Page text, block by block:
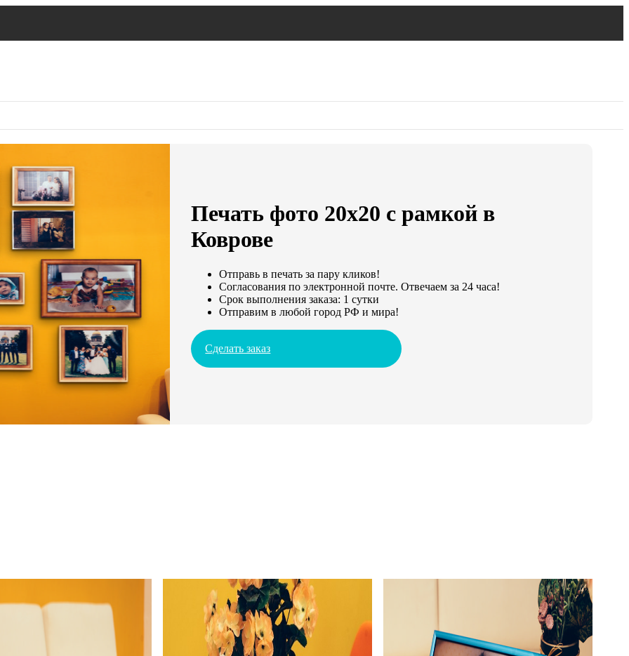
Печать фото 20х20 с рамкой в
Коврове
Отправь в печать за пару кликов!
Согласования по электронной почте. Отвечаем за 24 часа!
Срок выполнения заказа: 1 сутки
Отправим в любой город РФ и мира!
Сделать заказ